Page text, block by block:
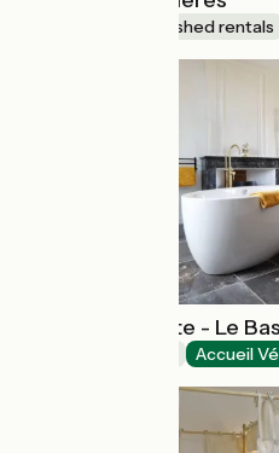
Lodgings and furnished rentals
Chambres d'hôte - Le
Accueil